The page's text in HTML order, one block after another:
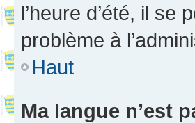
l’heure d’été, il se
problème à
Haut
Ma langue n’est